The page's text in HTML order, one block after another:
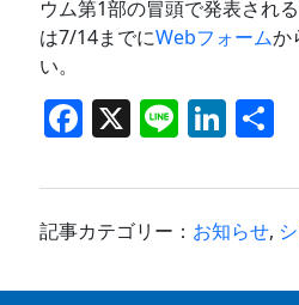
ウム第1部の冒頭で発表され
は7/14までにWebフォームか
い。
F
c
e
X Li
e
Li
k
e
記事カテゴリー： お知らせ,